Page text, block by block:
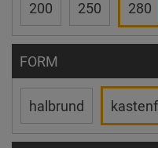
200 250 280
FORM
halbrund